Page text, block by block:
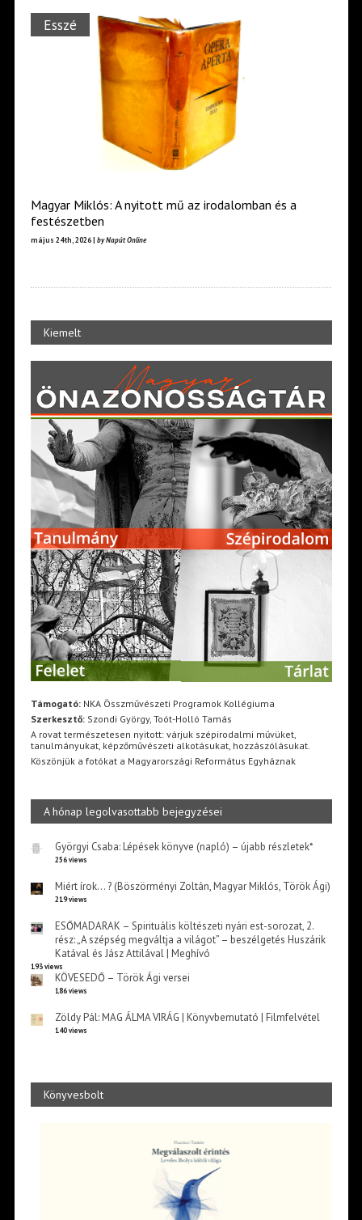
Esszé
Magyar Miklós: A nyitott mű az irodalomban és a
festészetben
május 24th, 2026 | by Napút Online
Kiemelt
Támogató:NKA Összművészeti Programok Kollégiuma
Szerkesztő:Szondi György, Toót-Holló Tamás
A rovat természetesen nyitott: várjuk szépirodalmi művüket,
tanulmányukat, képzőművészeti alkotásukat, hozzászólásukat.
Köszönjük a fotókat a Magyarországi Református Egyháznak
A hónap legolvasottabb bejegyzései
Györgyi Csaba: Lépések könyve (napló) – újabb részletek*
256 views
Miért írok… ? (Böszörményi Zoltán, Magyar Miklós, Török Ági)
219 views
ESŐMADARAK – Spirituális költészeti nyári est-sorozat, 2.
rész: „A szépség megváltja a világot” – beszélgetés Huszárik
Katával és Jász Attilával | Meghívó
193 views
KÖVESEDŐ – Török Ági versei
186 views
Zöldy Pál: MAG ÁLMA VIRÁG | Könyvbemutató | Filmfelvétel
140 views
Könyvesbolt